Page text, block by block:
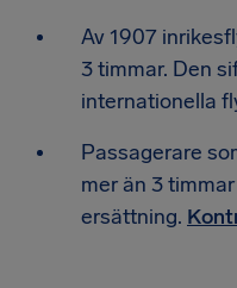
Av 1907
3 timmar. Den
internationella
Passagerare
mer än 3
ersättning.